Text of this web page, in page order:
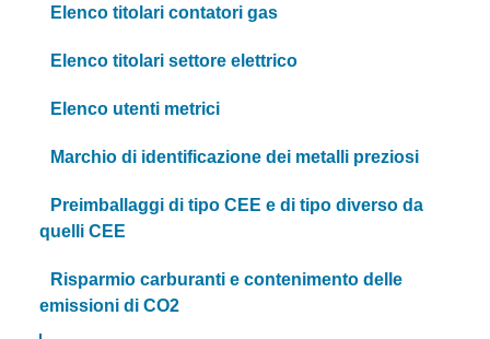
Elenco titolari contatori gas
Elenco titolari settore elettrico
Elenco utenti metrici
Marchio di identificazione dei metalli preziosi
Preimballaggi di tipo CEE e di tipo diverso da
quelli CEE
Risparmio carburanti e contenimento delle
emissioni di CO2